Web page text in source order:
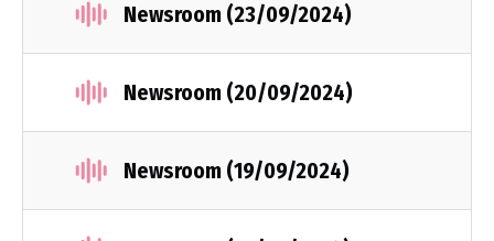
Newsroom (23/09/2024)
Newsroom (20/09/2024)
Newsroom (19/09/2024)